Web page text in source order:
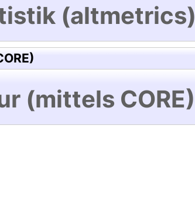
(altmetrics)
(mittels CORE)